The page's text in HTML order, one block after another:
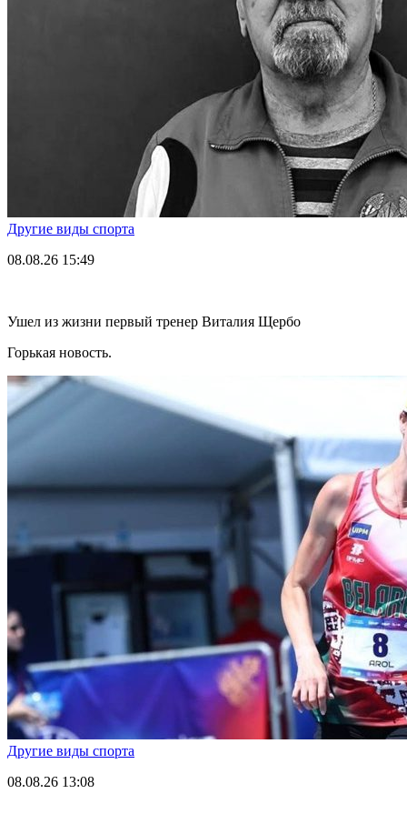
Другие виды спорта
08.08.26 15:49
Ушел из жизни первый тренер Виталия Щербо
Горькая новость.
Другие виды спорта
08.08.26 13:08